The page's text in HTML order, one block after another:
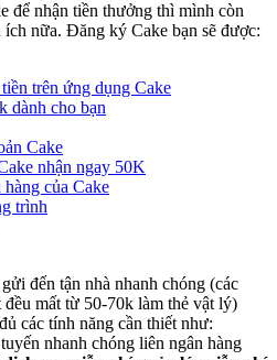
để nhận tiền thưởng thì mình còn
nữa. Đăng ký Cake bạn sẽ được:
trên ứng dụng Cake
dành cho bạn
Cake
nhận ngay 50K
của Cake
trình
đến tận nhà nhanh chóng (các
đều mất từ 50-70k làm thẻ vật lý)
các tính năng cần thiết như:
nhanh chóng liên ngân hàng